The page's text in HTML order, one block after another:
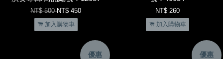
NT$ 500NT$ 450
加入購物車
NT$ 260
加入購物車
優惠 優惠